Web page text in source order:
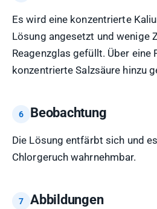
Es wird eine konzentrierte
Lösung angesetzt und wenige
Reagenzglas gefüllt. Über eine
konzentrierte Salzsäure hinzu
Beobachtung
Die Lösung entfärbt sich und
Chlorgeruch wahrnehmbar.
Abbildungen